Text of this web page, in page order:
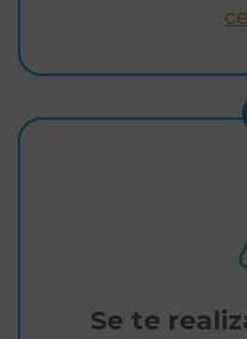
Se te